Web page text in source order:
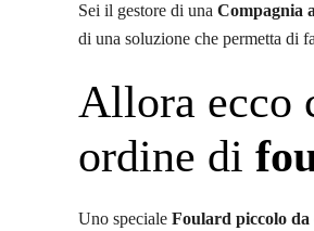
Sei il gestore di una Compagnia
di una soluzione che permetta di
Allora ecco
ordine di
Uno speciale Foulard piccolo da